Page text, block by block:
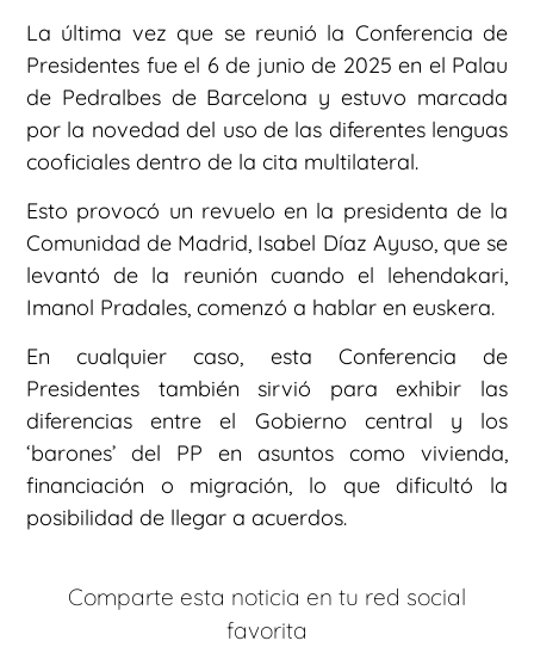
La última vez que se reunió la Conferencia de
Presidentes fue el 6 de junio de 2025 en el Palau
de Pedralbes de Barcelona y estuvo marcada
por la novedad del uso de las diferentes lenguas
cooficiales dentro de la cita multilateral.
Esto provocó un revuelo en la presidenta de la
Comunidad de Madrid, Isabel Díaz Ayuso, que se
levantó de la reunión cuando el lehendakari,
Imanol Pradales, comenzó a hablar en euskera.
En cualquier caso, esta Conferencia de
Presidentes también sirvió para exhibir las
diferencias entre el Gobierno central y los
‘barones’ del PP en asuntos como vivienda,
financiación o migración, lo que dificultó la
posibilidad de llegar a acuerdos.
Comparte esta noticia en tu red social
favorita